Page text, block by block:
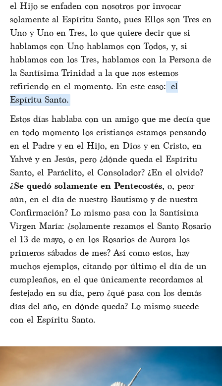
el Hijo se enfaden con nosotros por invocar
solamente al Espíritu Santo, pues Ellos son Tres en
Uno y Uno en Tres, lo que quiere decir que si
hablamos con Uno hablamos con Todos, y, si
hablamos con los Tres, hablamos con la Persona de
la Santísima Trinidad a la que nos estemos
refiriendo en el momento. En este caso: el
Espíritu Santo.
Estos días hablaba con un amigo que me decía que
en todo momento los cristianos estamos pensando
en el Padre y en el Hijo, en Dios y en Cristo, en
Yahvé y en Jesús, pero ¿dónde queda el Espíritu
Santo, el Paráclito, el Consolador? ¿En el olvido?
¿Se quedó solamente en Pentecostés, o, peor
aún, en el día de nuestro Bautismo y de nuestra
Confirmación? Lo mismo pasa con la Santísima
Virgen María: ¿solamente rezamos el Santo Rosario
el 13 de mayo, o en los Rosarios de Aurora los
primeros sábados de mes? Así como estos, hay
muchos ejemplos, citando por último el día de un
cumpleaños, en el que únicamente recordamos al
festejado en su día, pero ¿qué pasa con los demás
días del año, en dónde queda? Lo mismo sucede
con el Espíritu Santo.